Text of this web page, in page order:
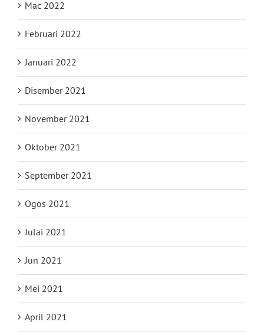
Mac 2022
Februari 2022
Januari 2022
Disember 2021
November 2021
Oktober 2021
September 2021
Ogos 2021
Julai 2021
Jun 2021
Mei 2021
April 2021